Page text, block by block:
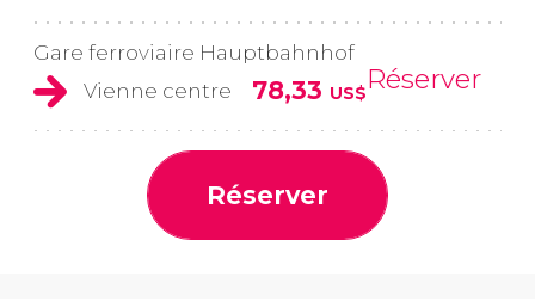
Gare ferroviaire Hauptbahnhof
Vienne centre
78,33 US$Réserver
Réserver